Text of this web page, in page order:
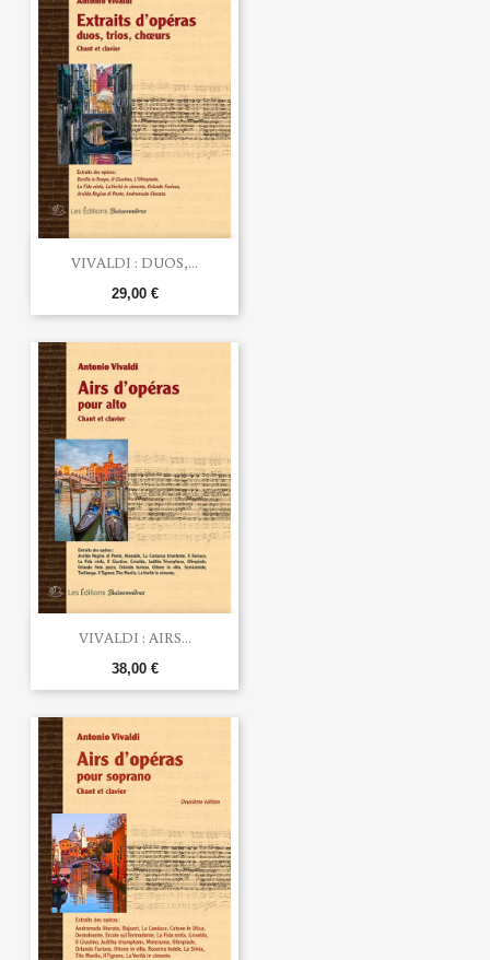
VIVALDI : DUOS,...
29,00 €
VIVALDI : AIRS...
38,00 €